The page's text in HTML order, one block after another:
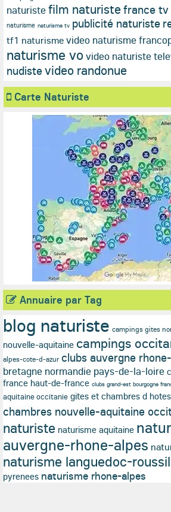
naturistefilm naturistefrance tv
naturisme naturisme tv publicité naturiste
tf1 naturisme video naturisme
naturisme vo video naturiste
nudistevideo randonue
Carte Naturiste
Annuaire par Tag
blog naturiste campings gites
nouvelle-aquitaine campings
alpes-cote-d-azur clubs auvergne
bretagne normandie pays-de-la-loire
france haut-de-france clubs grand-est bourgogne
aquitaine occitanie gites et chambres d
chambres nouvelle-aquitaine
naturiste naturisme aquitaine
auvergne-rhone-alpes
naturisme languedoc-
pyrenees naturisme rhone-alpes